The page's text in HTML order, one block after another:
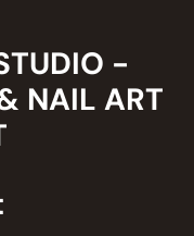
-
NAIL ART